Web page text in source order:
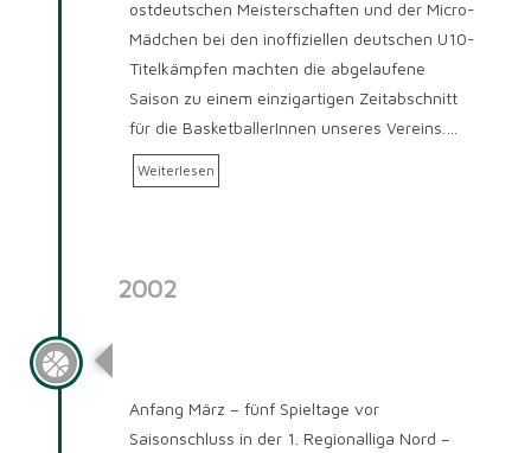
ostdeutschen Meisterschaften und der Micro-
Mädchen bei den inoffiziellen deutschen U10-
Titelkämpfen machten die abgelaufene
Saison zu einem einzigartigen Zeitabschnitt
für die BasketballerInnen unseres Vereins.…
Weiterlesen
2002
Anfang März – fünf Spieltage vor
Saisonschluss in der 1. Regionalliga Nord –